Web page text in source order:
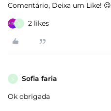
Comentário, Deixa um Like! 😉
S 2 likes
S Sofia faria
Ok obrigada